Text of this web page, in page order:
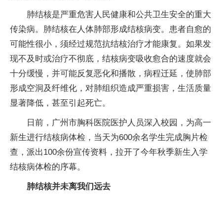
肺结核是严重危害人民健康和公共卫生安全的重大
传染病。肺结核在人体肺部形成结核病变。患者自愈的
可能性很小，须经过规范抗结核治疗才能康复。如果发
现不及时或治疗不彻底，结核病变吸收愈合的速度就会
十分缓慢，并可能反复恶化和播散，病程迁延，使肺部
形成空洞及纤维化，对肺组织造成严重损害，生活质量
显著降低，甚至引起死亡。
日前，广州市胸科医院医护人员深入校园，为高一
新生进行结核病体检，当天为600余名学生完成胸片检
查，派出100余份宣传资料，拉开了今年秋季新生入学
结核病体检的序幕。
肺结核并未离我们远去